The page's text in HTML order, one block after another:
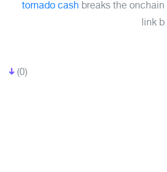
tornado cash breaks the onchain
link b
(0)